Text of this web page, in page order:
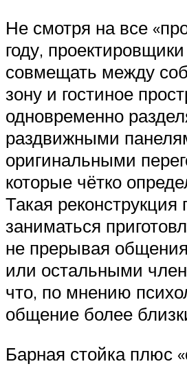
Не смотря на все
году,
совмещать между
зону и гостиное
одновременно
раздвижными
оригинальными
которые чётко
Такая реконструкция
заниматься
не прерывая
или остальными
что, по мнению
общение более
Барная стойка плюс